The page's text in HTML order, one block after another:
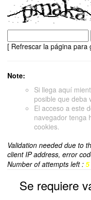
[ Refrescar la página para
Note:
Si llega aquí
posible que deba
El acceso a este
navegador tenga
cookies.
Validation needed due to
client IP address, error
Number of attempts left : 5
Se requiere